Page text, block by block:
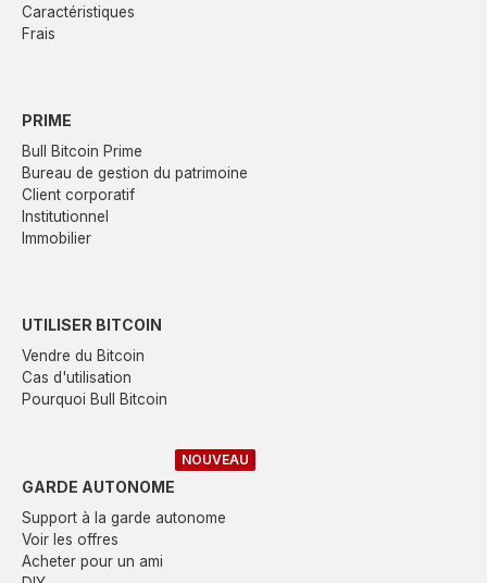
Caractéristiques
Frais
PRIME
Bull Bitcoin Prime
Bureau de gestion du patrimoine
Client corporatif
Institutionnel
Immobilier
UTILISER BITCOIN
Vendre du Bitcoin
Cas d'utilisation
Pourquoi Bull Bitcoin
GARDE AUTONOME
NOUVEAU
Support à la garde autonome
Voir les offres
Acheter pour un ami